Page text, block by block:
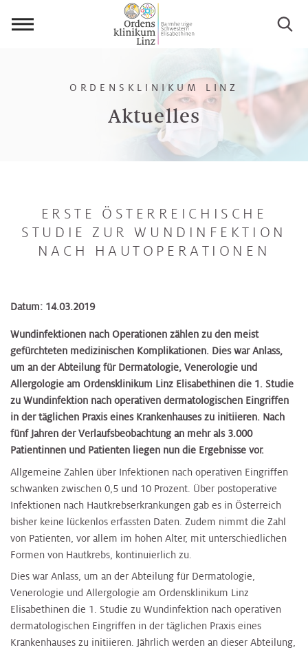
Aktuelles
ORDENSKLINIKUM LINZ
ERSTE ÖSTERREICHISCHE
STUDIE ZUR WUNDINFEKTION
NACH HAUTOPERATIONEN
Datum: 14.03.2019
Wundinfektionen nach Operationen zählen zu den meist
gefürchteten medizinischen Komplikationen. Dies war Anlass,
um an der Abteilung für Dermatologie, Venerologie und
Allergologie am Ordensklinikum Linz Elisabethinen die 1. Studie
zu Wundinfektion nach operativen dermatologischen Eingriffen
in der täglichen Praxis eines Krankenhauses zu initiieren. Nach
fünf Jahren der Verlaufsbeobachtung an mehr als 3.000
Patientinnen und Patienten liegen nun die Ergebnisse vor.
Allgemeine Zahlen über Infektionen nach operativen Eingriffen
schwanken zwischen 0,5 und 10 Prozent. Über postoperative
Infektionen nach Hautkrebserkrankungen gab es in Österreich
bisher keine lückenlos erfassten Daten. Zudem nimmt die Zahl
von Patienten, vor allem im hohen Alter, mit unterschiedlichen
Formen von Hautkrebs, kontinuierlich zu.
Dies war Anlass, um an der Abteilung für Dermatologie,
Venerologie und Allergologie am Ordensklinikum Linz
Elisabethinen die 1. Studie zu Wundinfektion nach operativen
dermatologischen Eingriffen in der täglichen Praxis eines
Krankenhauses zu initiieren. Jährlich werden an dieser Abteilung,